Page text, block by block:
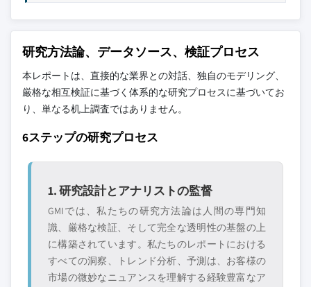
研究方法論、データソース、検証プロセス
本レポートは、直接的な業界との対話、独自のモデリング、
厳格な相互検証に基づく体系的な研究プロセスに基づいてお
り、単なる机上調査ではありません。
6ステップの研究プロセス
1. 研究設計とアナリストの監督
GMIでは、私たちの研究方法論は人間の専門知
識、厳格な検証、そして完全な透明性の基盤の上
に構築されています。私たちのレポートにおける
すべての洞察、トレンド分析、予測は、お客様の
市場の微妙なニュアンスを理解する経験豊富なア